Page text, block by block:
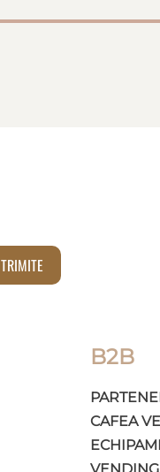
TRIMITE
B2B
CAFEA